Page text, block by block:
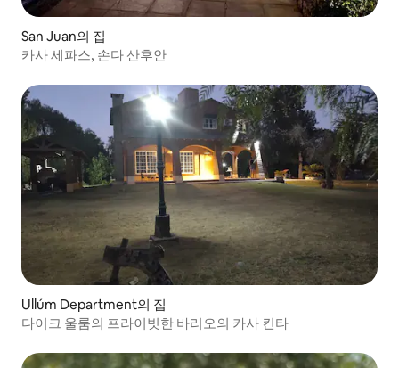
San Juan의 집
카사 세파스, 손다 산후안
Ullúm Department의 집
다이크 울룸의 프라이빗한 바리오의 카사 킨타